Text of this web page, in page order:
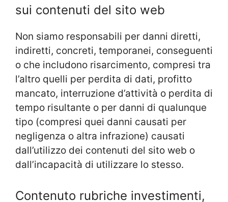
sui contenuti del sito web
Non siamo responsabili per danni diretti,
indiretti, concreti, temporanei, conseguenti
o che includono risarcimento, compresi tra
l’altro quelli per perdita di dati, profitto
mancato, interruzione d’attività o perdita di
tempo risultante o per danni di qualunque
tipo (compresi quei danni causati per
negligenza o altra infrazione) causati
dall’utilizzo dei contenuti del sito web o
dall’incapacità di utilizzare lo stesso.
Contenuto rubriche investimenti,